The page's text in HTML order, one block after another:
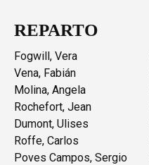
REPARTO
Fogwill, Vera
Vena, Fabián
Molina, Angela
Rochefort, Jean
Dumont, Ulises
Roffe, Carlos
Poves Campos, Sergio